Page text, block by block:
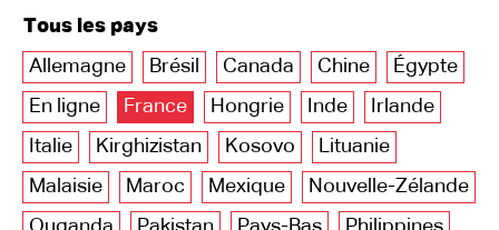
Tous les pays
Allemagne
Brésil Canada Chine
Égypte
En ligne
France Hongrie Inde
Irlande
Italie
Kirghizistan Kosovo
Lituanie
Malaisie
Maroc Mexique
Nouvelle-Zélande